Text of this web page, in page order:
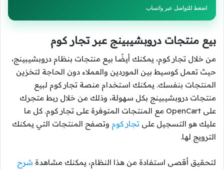
اضغط للتواصل عبر واتساب
بيع منتجات دروبشيبينج عبر تجار كوم
من خلال تجار كوم، يمكنك أيضًا بيع منتجات بنظام دروبشيبينج،
حيث تعمل كوسيط بين الموردين والعملاء دون الحاجة لتخزين
المنتجات بنفسك. يمكنك استخدام منصة تجار كوم لبيع
منتجات دروبشيبينج بكل سهولة، وذلك من خلال ربط متجرك
على OpenCart مع المنتجات المتوفرة على تجار كوم. كل ما
عليك هو التسجيل على تجار كوم وتصفح المنتجات التي يمكنك
الترويج لها.
لتحقيق أقصى استفادة من هذا النظام، يمكنك مشاهدة شرح